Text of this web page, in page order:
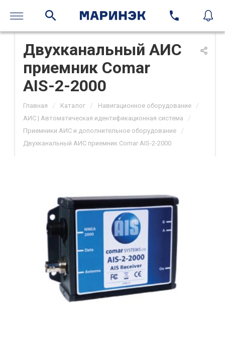
Двухканальный АИС
приемник Comar
AIS-2-2000
Главная / Каталог / Навигационное оборудование /
АИС | Автоматическая идентификационная система /
Приемники АИС и дополнительное оборудование /
Двухканальный АИС приемник Comar AIS-2-2000